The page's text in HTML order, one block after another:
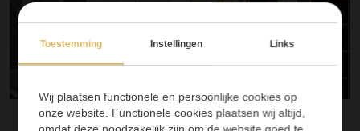
Toestemming Instellingen Links
Wij plaatsen functionele en persoonlijke cookies op
onze website. Functionele cookies plaatsen wij altijd,